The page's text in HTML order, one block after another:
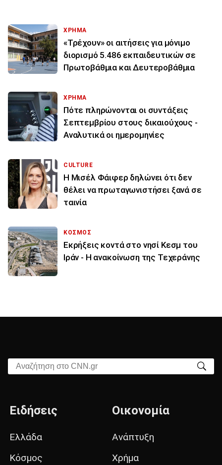
ΧΡΗΜΑ
«Τρέχουν» οι αιτήσεις για μόνιμο
διορισμό 5.486 εκπαιδευτικών σε
Πρωτοβάθμια και Δευτεροβάθμια
ΧΡΗΜΑ
Πότε πληρώνονται οι συντάξεις
Σεπτεμβρίου στους δικαιούχους -
Αναλυτικά οι ημερομηνίες
CULTURE
Η Μισέλ Φάιφερ δηλώνει ότι δεν
θέλει να πρωταγωνιστήσει ξανά σε
ταινία
ΚΟΣΜΟΣ
Εκρήξεις κοντά στο νησί Κεσμ του
Ιράν - Η ανακοίνωση της Τεχεράνης
Αναζήτηση στο CNN.gr
Ειδήσεις
Ελλάδα
Κόσμος
Οικονομία
Ανάπτυξη
Χρήμα